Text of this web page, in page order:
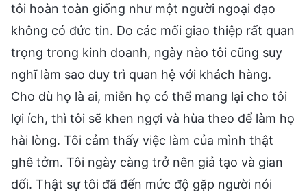
tôi hoàn toàn giống như một người ngoại đạo
không có đức tin. Do các mối giao thiệp rất quan
trọng trong kinh doanh, ngày nào tôi cũng suy
nghĩ làm sao duy trì quan hệ với khách hàng.
Cho dù họ là ai, miễn họ có thể mang lại cho tôi
lợi ích, thì tôi sẽ khen ngợi và hùa theo để làm họ
hài lòng. Tôi cảm thấy việc làm của mình thật
ghê tởm. Tôi ngày càng trở nên giả tạo và gian
dối. Thật sự tôi đã đến mức độ gặp người nói